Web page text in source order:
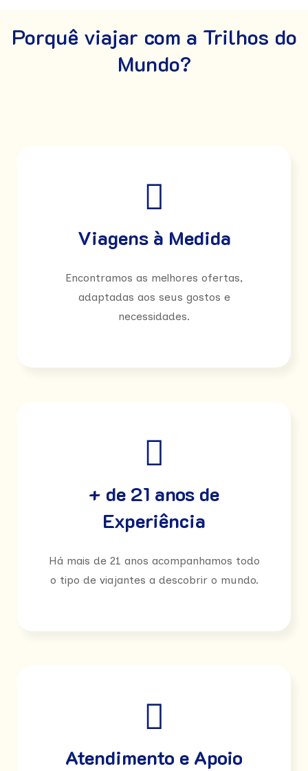
Porquê viajar com a Trilhos do
Mundo?
Viagens à Medida
Encontramos as melhores ofertas,
adaptadas aos seus gostos e
necessidades.
+ de 21 anos de
Experiência
Há mais de 21 anos acompanhamos todo
o tipo de viajantes a descobrir o mundo.
Atendimento e Apoio